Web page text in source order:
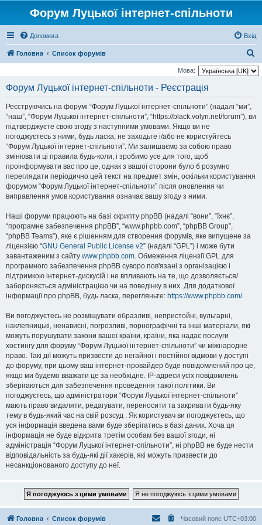
Форум Луцької інтернет-спільноти
Допомога Вхід
Головна Список форумів
о
Мова:
Форум Луцької інтернет-спільноти - Реєстрація
Реєструючись на форумі “Форум Луцької інтернет-спільноти” (надалі “ми”,
“наш”, “Форум Луцької інтернет-спільноти”, “https://black.volyn.net/forum”), ви
підтверджуєте свою згоду з наступними умовами. Якщо ви не
погоджуєтесь з ними, будь ласка, не заходьте і/або не користуйтесь
“Форум Луцької інтернет-спільноти”. Ми залишаємо за собою право
змінювати ці правила будь-коли, і зробимо усе для того, щоб
проінформувати вас про це, однак з вашої сторони було б розумно
переглядати періодично цей текст на предмет змін, оскільки користування
форумом “Форум Луцької інтернет-спільноти” після оновлення чи
виправлення умов користування означає вашу згоду з ними.
Наші форуми працюють на базі скрипту phpBB (надалі “вони”, “їхнє”,
“програмне забезпечення phpBB”, “www.phpbb.com”, “phpBB Group”,
“phpBB Teams”), яке є рішенням для створення форумів, яке випущене за
ліцензією “GNU General Public License v2” (надалі “GPL”) і може бути
завантаженим з сайту www.phpbb.com. Обмеження ліцензії GPL для
програмного забезпечення phpBB суворо пов'язані з організацією і
підтримкою інтернет-дискусій і не впливають на те, що дозволяється/
забороняється адміністрацією чи на поведінку в них. Для додаткової
інформації про phpBB, будь ласка, перегляньте: https://www.phpbb.com/.
Ви погоджуєтесь не розміщувати образливі, непристойні, вульгарні,
наклепницькі, ненависні, погрозливі, порнографічні та інші матеріали, які
можуть порушувати закони вашої країни, країни, яка надає послуги
хостингу для форуму “Форум Луцької інтернет-спільноти” чи міжнародне
право. Такі дії можуть призвести до негайної і постійної відмови у доступі
до форуму, при цьому ваш інтернет-провайдер буде повідомлений про це,
якщо ми будемо вважати це за необхідне. IP-адреси усіх повідомлень
зберігаються для забезпечення проведення такої політики. Ви
погоджуєтесь, що адміністратори “Форум Луцької інтернет-спільноти”
мають право видаляти, редагувати, переносити та закривати будь-яку
тему в будь-який час на свій розсуд . Як користувач ви погоджуєтесь, що
уся інформація введена вами буде зберігатись в базі даних. Хоча ця
інформація не буде відкрита третім особам без вашої згоди, ні
адміністрація “Форум Луцької інтернет-спільноти”, ні phpBB не буде нести
відповідальність за будь-які дії хакерів, які можуть призвести до
несанкціонованого доступу до неї.
Головна Список форумів Часовий пояс UTC+03:00